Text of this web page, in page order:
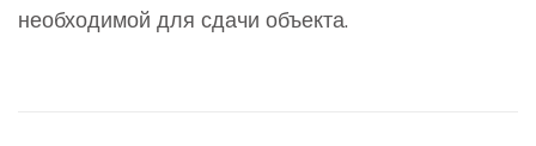
необходимой для сдачи объекта.